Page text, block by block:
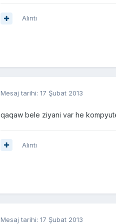
Alıntı
Mesaj tarihi: 17 Şubat 2013
qaqaw bele ziyani var he
Alıntı
Mesaj tarihi: 17 Şubat 2013